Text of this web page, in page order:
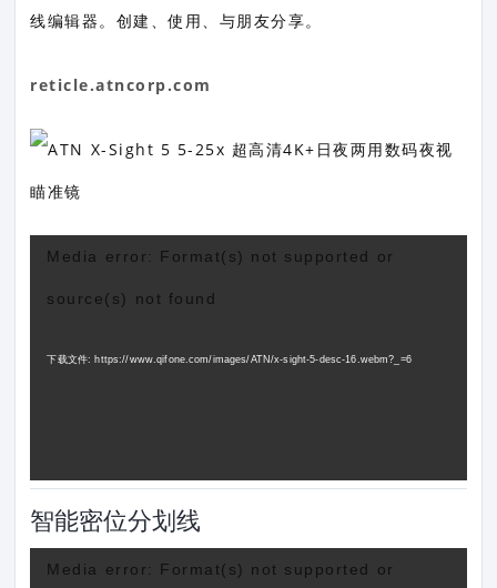
线编辑器。创建、使用、与朋友分享。
reticle.atncorp.com
Media error: Format(s) not supported or
source(s) not found
下载文件: https://www.qifone.com/images/ATN/x-sight-5-desc-16.webm?_=6
智能密位分划线
Media error: Format(s) not supported or